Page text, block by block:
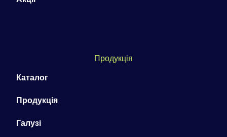
Продукція
Каталог
Продукція
Галузі